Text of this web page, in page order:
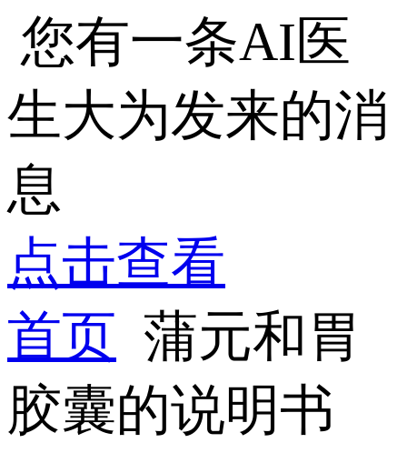
您有一条AI医
生大为发来的消
息
点击查看
首页 蒲元和胃
胶囊的说明书